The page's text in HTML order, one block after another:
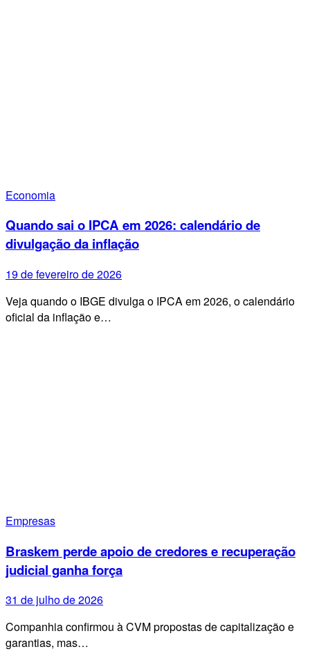
Economia
Quando sai o IPCA em 2026: calendário de
divulgação da inflação
19 de fevereiro de 2026
Veja quando o IBGE divulga o IPCA em 2026, o calendário
oficial da inflação e…
Empresas
Braskem perde apoio de credores e recuperação
judicial ganha força
31 de julho de 2026
Companhia confirmou à CVM propostas de capitalização e
garantias, mas…